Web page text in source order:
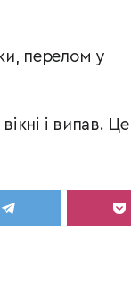
перелом у
і випав.